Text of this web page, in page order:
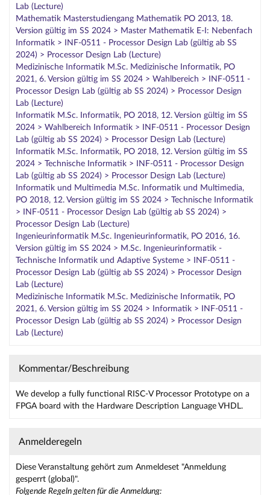
Lab (Lecture)
Mathematik Masterstudiengang Mathematik PO 2013, 18.
Version gültig im SS 2024 > Master Mathematik E-I: Nebenfach
Informatik > INF-0511 - Processor Design Lab (gültig ab SS
2024) > Processor Design Lab (Lecture)
Medizinische Informatik M.Sc. Medizinische Informatik, PO
2021, 6. Version gültig im SS 2024 > Wahlbereich > INF-0511 -
Processor Design Lab (gültig ab SS 2024) > Processor Design
Lab (Lecture)
Informatik M.Sc. Informatik, PO 2018, 12. Version gültig im SS
2024 > Wahlbereich Informatik > INF-0511 - Processor Design
Lab (gültig ab SS 2024) > Processor Design Lab (Lecture)
Informatik M.Sc. Informatik, PO 2018, 12. Version gültig im SS
2024 > Technische Informatik > INF-0511 - Processor Design
Lab (gültig ab SS 2024) > Processor Design Lab (Lecture)
Informatik und Multimedia M.Sc. Informatik und Multimedia,
PO 2018, 12. Version gültig im SS 2024 > Technische Informatik
> INF-0511 - Processor Design Lab (gültig ab SS 2024) >
Processor Design Lab (Lecture)
Ingenieurinformatik M.Sc. Ingenieurinformatik, PO 2016, 16.
Version gültig im SS 2024 > M.Sc. Ingenieurinformatik -
Technische Informatik und Adaptive Systeme > INF-0511 -
Processor Design Lab (gültig ab SS 2024) > Processor Design
Lab (Lecture)
Medizinische Informatik M.Sc. Medizinische Informatik, PO
2021, 6. Version gültig im SS 2024 > Informatik > INF-0511 -
Processor Design Lab (gültig ab SS 2024) > Processor Design
Lab (Lecture)
Kommentar/Beschreibung
We develop a fully functional RISC-V Processor Prototype on a
FPGA board with the Hardware Description Language VHDL.
Anmelderegeln
Diese Veranstaltung gehört zum Anmeldeset "Anmeldung
gesperrt (global)".
Folgende Regeln gelten für die Anmeldung: